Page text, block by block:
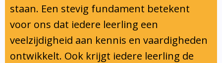
staan. Een stevig fundament betekent
voor ons dat iedere leerling een
veelzijdigheid aan kennis en vaardigheden
ontwikkelt. Ook krijgt iedere leerling de